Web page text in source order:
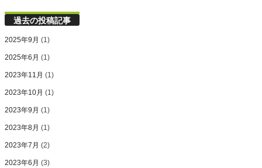
過去の投稿記事
2025年9月 (1)
2025年6月 (1)
2023年11月 (1)
2023年10月 (1)
2023年9月 (1)
2023年8月 (1)
2023年7月 (2)
2023年6月 (3)